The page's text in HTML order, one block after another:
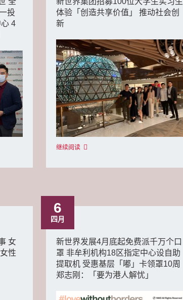
投
4
体验「创造共享价值」 推动社会创
新
继续阅读
女
性
6
四月
新世界发展4月底起免费派千万个口
罩 非牟利机构18区指定中心设自助
提取机 受惠基层「嘟」卡领罩10周
郑志刚：「要为港人解忧」